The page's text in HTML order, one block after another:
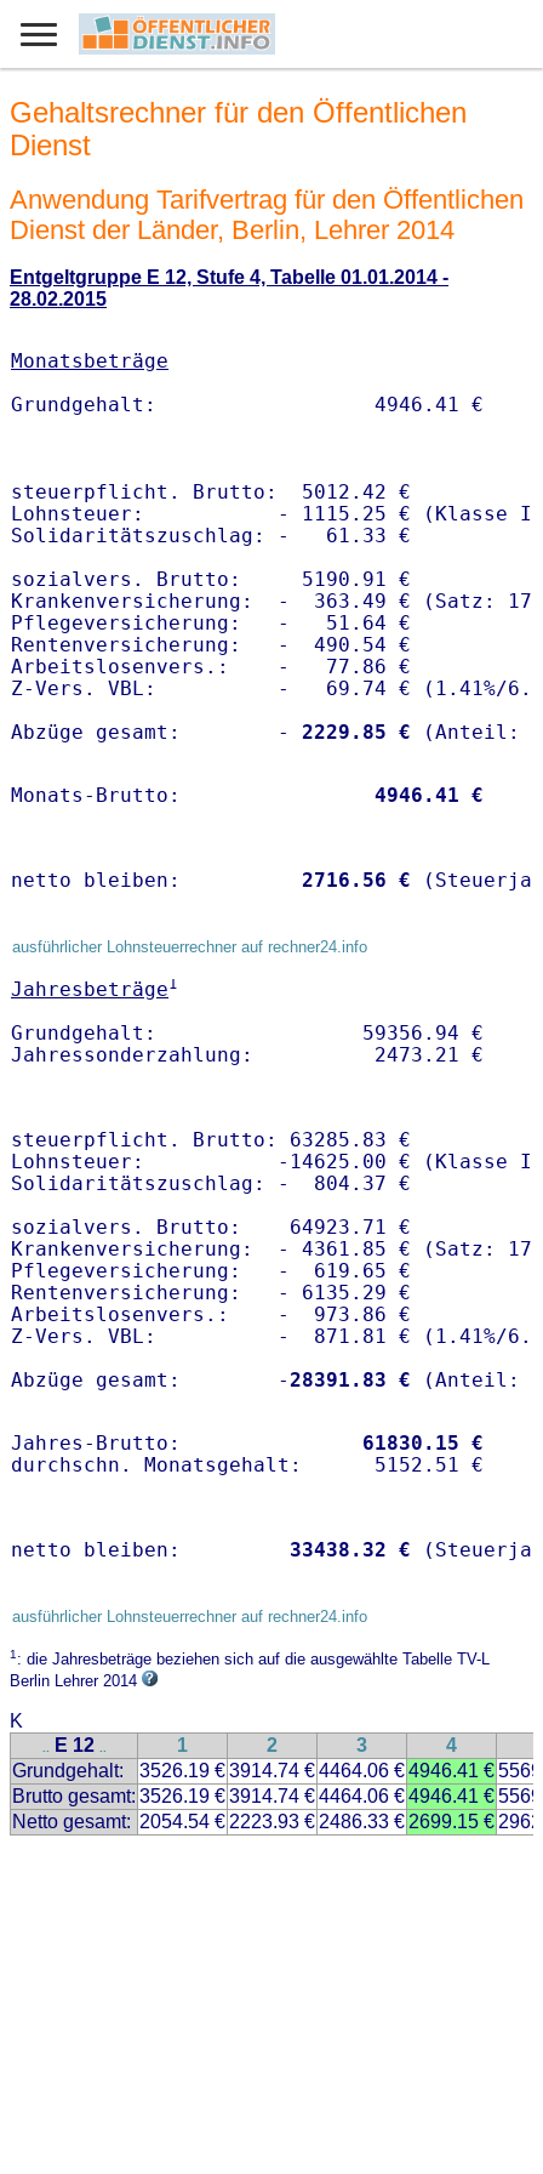
Gehaltsrechner für den Öffentlichen
Dienst
Anwendung Tarifvertrag für den Öffentlichen
Dienst der Länder, Berlin, Lehrer 2014
Entgeltgruppe E 12, Stufe 4, Tabelle 01.01.2014 -
28.02.2015
Monatsbeträge
steuerpflicht. Brutto:  5012.42 €
Lohnsteuer:           - 1115.25 € (Klasse I)
Solidaritätszuschlag: -   61.33 €
sozialvers. Brutto:     5190.91 €
Krankenversicherung:  -  363.49 € (Satz:
Pflegeversicherung:   -   51.64 €
Rentenversicherung:   -  490.54 €
Arbeitslosenvers.:    -   77.86 €
Z-Vers. VBL:          -   69.74 € ( 1.41%/
Abzüge gesamt:        -
2229.85 €
Monats-Brutto: 4946.41 €
netto bleiben: 2716.56 €
ausführlicher Lohnsteuerrechner auf rechner24.info
Jahresbeträge1
Grundgehalt:                 59356.94 €
steuerpflicht. Brutto: 63285.83 €
Lohnsteuer:           -14625.00 € (Klasse I)
Solidaritätszuschlag: -  804.37 €
sozialvers. Brutto:    64923.71 €
Krankenversicherung:  - 4361.85 € (Satz:
Pflegeversicherung:   -  619.65 €
Rentenversicherung:   - 6135.29 €
Arbeitslosenvers.:    -  973.86 €
Z-Vers. VBL:          -  871.81 € ( 1.41%/
Abzüge gesamt:        -28391.83 €
Jahres-Brutto: 61830.15 €
netto bleiben: 33438.32 €
ausführlicher Lohnsteuerrechner auf rechner24.info
1: die Jahresbeträge beziehen sich auf die ausgewählte Tabelle TV-L
Berlin Lehrer 2014
K
.. E 12 .. 1 2 3 4
Grundgehalt:
3526.19 €3914.74 €4464.06 €4946.41 €
Brutto gesamt: 3526.19 €3914.74 €4464.06 €4946.41 €
Netto gesamt: 2054.54 € 2223.93 € 2486.33 € 2699.15 €